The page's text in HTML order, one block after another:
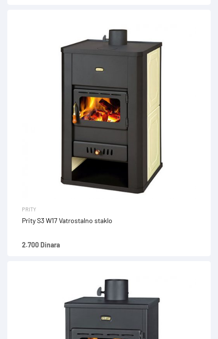
PRITY
Prity S3 W17 Vatrostalno staklo
2.700 Dinara